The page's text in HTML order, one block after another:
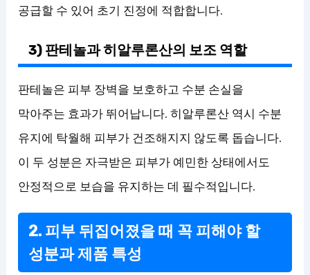
공급할 수 있어 초기 진정에 적합합니다.
3) 판테놀과 히알루론산의 보조 역할
판테놀은 피부 장벽을 보호하고 수분 손실을
막아주는 효과가 뛰어납니다. 히알루론산 역시 수분
유지에 탁월해 피부가 건조해지지 않도록 돕습니다.
이 두 성분은 자극받은 피부가 예민한 상태에서도
안정적으로 보습을 유지하는 데 필수적입니다.
2. 피부 뒤집어졌을 때 꼭 피해야 할
성분과 제품 특성